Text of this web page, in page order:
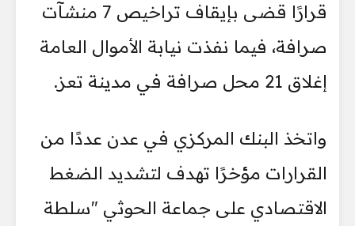
قرارًا قضى بإيقاف تراخيص 7 منشآت
صرافة، فيما نفذت نيابة الأموال العامة
إغلاق 21 محل صرافة في مدينة تعز.
واتخذ البنك المركزي في عدن عددًا من
القرارات مؤخرًا تهدف لتشديد الضغط
الاقتصادي على جماعة الحوثي "سلطة